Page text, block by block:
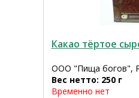
Какао тёртое
ООО "Пища богов",
Вес нетто: 250 г
Временно нет